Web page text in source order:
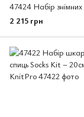
2 215 грн